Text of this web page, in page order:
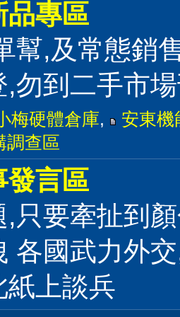
品專區
幫,及常態銷
,勿到二手市
梅硬體倉庫,
安東機
調查區
發言區
,只要牽扯到
各國武力外
紙上談兵